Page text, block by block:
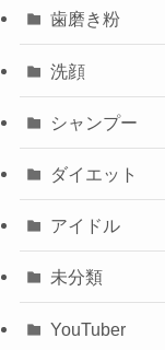
歯磨き粉
洗顔
シャンプー
ダイエット
アイドル
未分類
YouTuber